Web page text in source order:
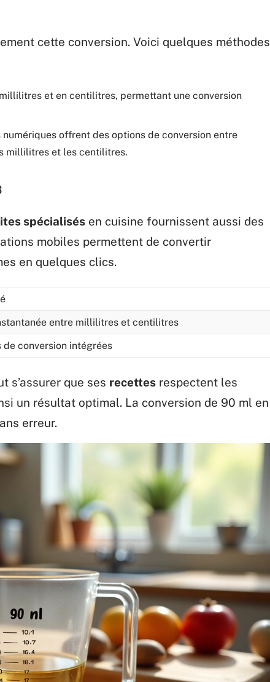
cette conversion. Voici quelques méthodes
et en centilitres, permettant une conversion
offrent des options de conversion entre
millilitres et les centilitres.
spécialisés en cuisine fournissent aussi des
mobiles permettent de convertir
en quelques clics.
entre millilitres et centilitres
conversion intégrées
s’assurer que ses recettes respectent les
un résultat optimal. La conversion de 90 ml en
erreur.